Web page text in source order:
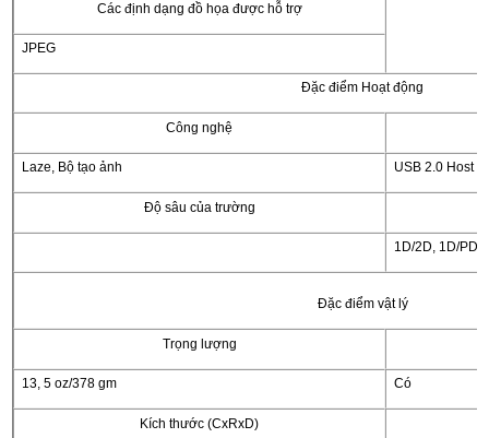
Các định dạng đồ họa được hỗ trợ
JPEG
Đặc điểm Hoạt động
Công nghệ
Laze, Bộ tạo ảnh USB 2.0 Host
Độ sâu của trường
1D/2D, 1D/
Đặc điểm vật lý
Trọng lượng
13, 5 oz/378 gm Có
Kích thước (CxRxD)